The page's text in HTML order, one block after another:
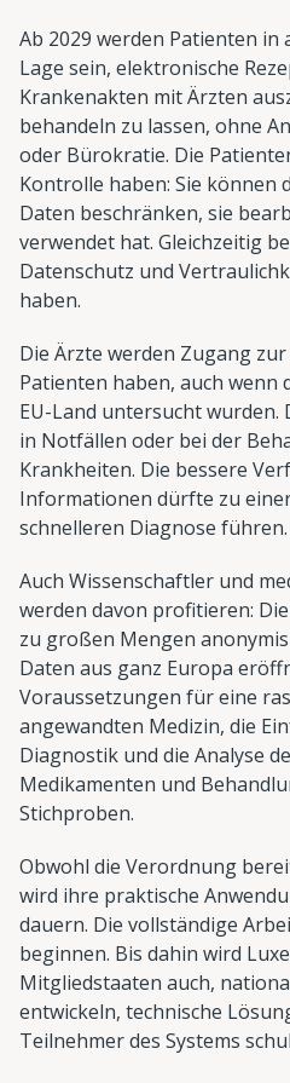
Ab 2029 werden Patienten in
Lage sein, elektronische
Krankenakten mit Ärzten
behandeln zu lassen, ohne
oder Bürokratie. Die
Kontrolle haben: Sie können
Daten beschränken, sie
verwendet hat. Gleichzeitig
Datenschutz und
haben.
Die Ärzte werden Zugang
Patienten haben, auch wenn
EU-Land untersucht wurden.
in Notfällen oder bei der
Krankheiten. Die bessere
Informationen dürfte zu
schnelleren Diagnose führen.
Auch Wissenschaftler und
werden davon profitieren:
zu großen Mengen
Daten aus ganz Europa
Voraussetzungen für eine
angewandten Medizin, die
Diagnostik und die Analyse
Medikamenten und
Stichproben.
Obwohl die Verordnung
wird ihre praktische
dauern. Die vollständige
beginnen. Bis dahin wird
Mitgliedstaaten auch,
entwickeln, technische
Teilnehmer des Systems